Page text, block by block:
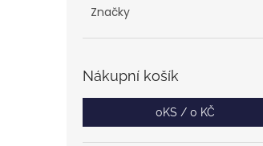
Značky
Nákupní košík
0KS / 0 KČ